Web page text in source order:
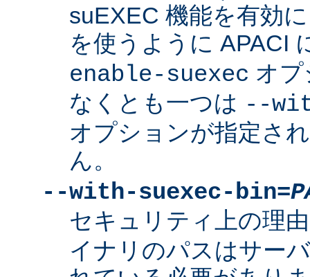
suEXEC 機能を有効
を使うように APACI
enable-suexec オ
なくとも一つは --
オプションが指定さ
ん。
--with-suexec-bin=
セキュリティ上の理
イナリのパスはサー